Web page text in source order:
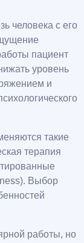
человека с его
пациент
уровень
и
такие
терапия
Выбор
работы, но